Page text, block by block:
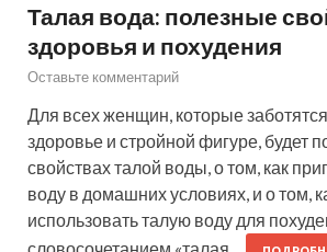
Талая вода: полезные
здоровья и похудения
Оставьте комментарий
Для всех женщин, которые
здоровье и стройной фигуре, будет
свойствах талой воды, о том, как
воду в домашних условиях, и о том,
использовать талую воду для
словосочетанием «талая…